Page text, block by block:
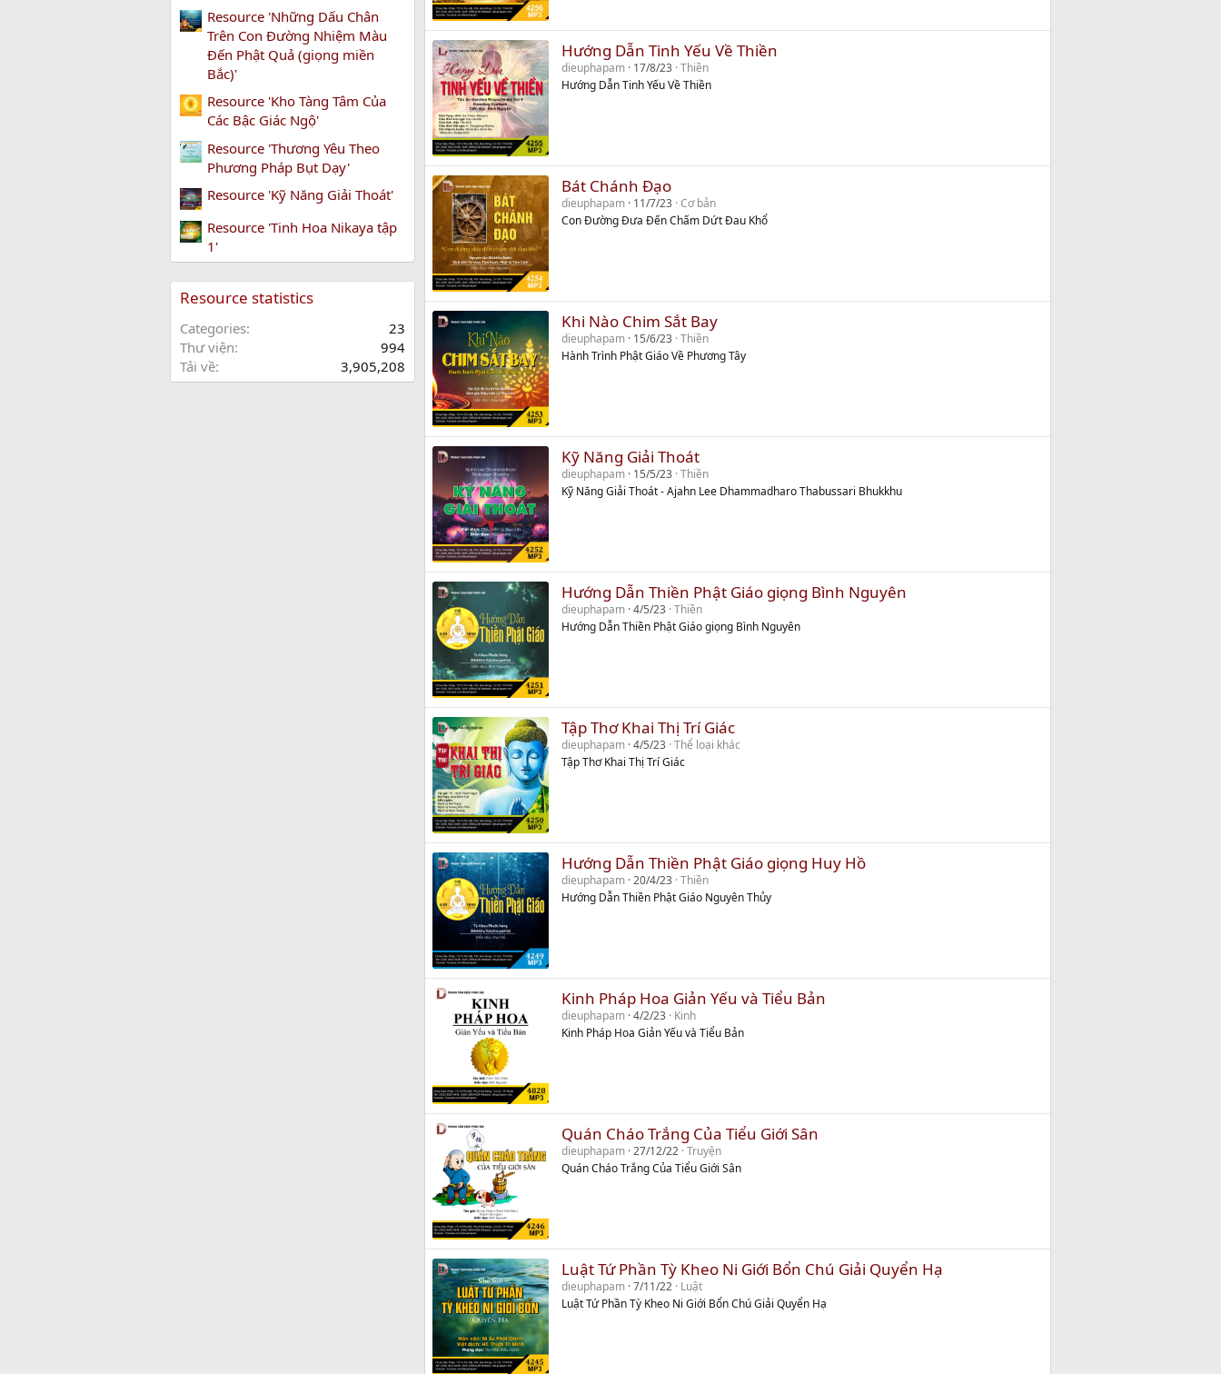
Resource 'Những Dấu Chân
Trên Con Đường Nhiệm Màu
Đến Phật Quả (giọng miền
Bắc)'
Resource 'Kho Tàng Tâm Của
Các Bậc Giác Ngộ'
Resource 'Thương Yêu Theo
Phương Pháp Bụt Dạy'
Resource 'Kỹ Năng Giải Thoát'
Resource 'Tinh Hoa Nikaya tập
1'
Resource statistics
Categories
23
Thư viện
994
Tải về
3,905,208
Hướng Dẫn Tinh Yếu Về Thiền
dieuphapam 17/8/23 Thiền
Hướng Dẫn Tinh Yếu Về Thiền
Bát Chánh Đạo
dieuphapam 11/7/23 Cơ bản
Con Đường Đưa Đến Chấm Dứt Đau Khổ
Khi Nào Chim Sắt Bay
dieuphapam 15/6/23 Thiền
Hành Trình Phật Giáo Về Phương Tây
Kỹ Năng Giải Thoát
dieuphapam 15/5/23 Thiền
Kỹ Năng Giải Thoát - Ajahn Lee Dhammadharo Thabussari Bhukkhu
Hướng Dẫn Thiền Phật Giáo giọng Bình Nguyên
dieuphapam 4/5/23 Thiền
Hướng Dẫn Thiền Phật Giáo giọng Bình Nguyên
Tập Thơ Khai Thị Trí Giác
dieuphapam 4/5/23 Thể loại khác
Tập Thơ Khai Thị Trí Giác
Hướng Dẫn Thiền Phật Giáo giọng Huy Hồ
dieuphapam 20/4/23 Thiền
Hướng Dẫn Thiền Phật Giáo Nguyên Thủy
Kinh Pháp Hoa Giản Yếu và Tiểu Bản
dieuphapam 4/2/23 Kinh
Kinh Pháp Hoa Giản Yếu và Tiểu Bản
Quán Cháo Trắng Của Tiểu Giới Sân
dieuphapam 27/12/22 Truyện
Quán Cháo Trắng Của Tiểu Giới Sân
Luật Tứ Phần Tỳ Kheo Ni Giới Bổn Chú Giải Quyển Hạ
dieuphapam 7/11/22 Luật
Luật Tứ Phần Tỳ Kheo Ni Giới Bổn Chú Giải Quyển Hạ